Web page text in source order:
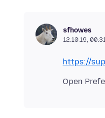
sfhowes
12.10.19, 00:31
https://